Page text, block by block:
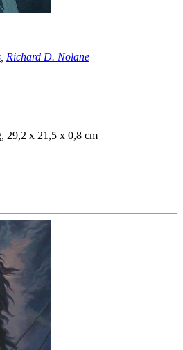
, Richard D. Nolane
29,2 x 21,5 x 0,8 cm